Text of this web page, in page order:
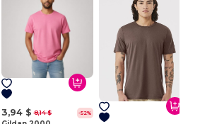
3,94 $ 8,14 $ -52%